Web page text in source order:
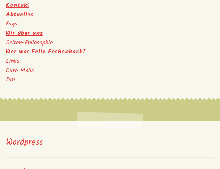
Kontakt
Aktuelles
faqs
Wir über uns
Seiten-Philosophie
Wer war Felix Fechenbach?
Links
Eure Mails
fun
Wordpress